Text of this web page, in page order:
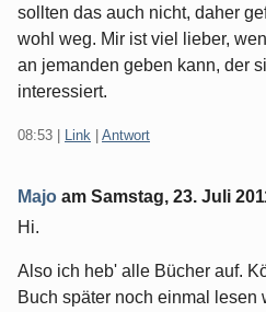
sollten das auch nicht, daher
wohl weg. Mir ist viel lieber,
an jemanden geben kann, der
interessiert.
08:53 Link Antwort
Majo am Samstag, 23. Juli
Hi.
Also ich heb' alle Bücher auf.
Buch später noch einmal lesen